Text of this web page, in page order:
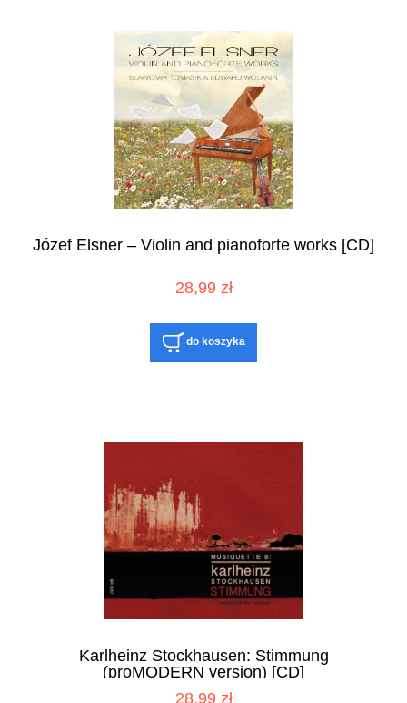
Józef Elsner – Violin and pianoforte works [CD]
28,99 zł
do koszyka
Karlheinz Stockhausen: Stimmung
(proMODERN version) [CD]
28,99 zł